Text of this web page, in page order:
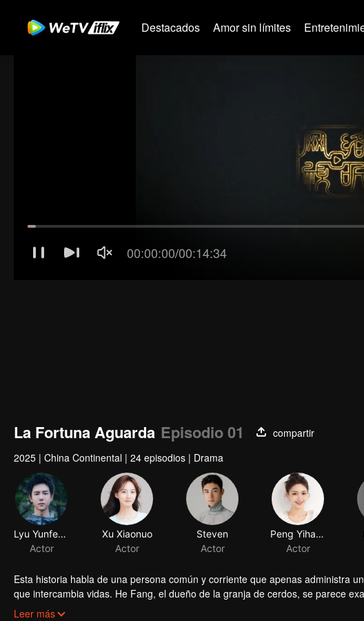
Destacados Amor sin límites
La Fortuna Aguarda Episodio 01
compartir
2025 | China Continental | 24 episodios | Drama
Lyu Yunfeng
Actor
Xu Xiaonuo
Actor
Esta historia habla de una persona común y corriente que apenas administra
que intercambia vidas. He Fang, el dueño de la granja de cerdos, se parece
individuos no relacionados intercambian accidentalmente identidades, lo que
Leer más